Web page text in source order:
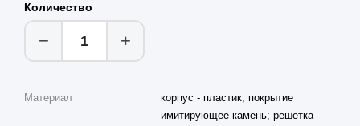
Количество
− +
Материал
корпус - пластик, покрытие
имитирующее камень; решетка -